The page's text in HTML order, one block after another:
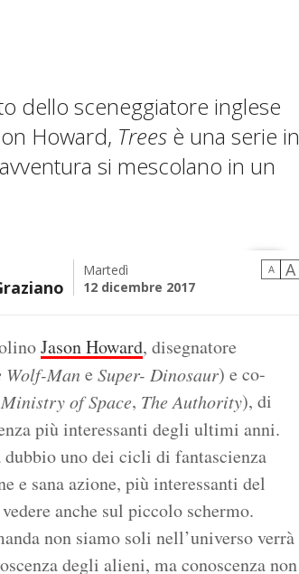
dello sceneggiatore inglese
Howard, Trees è una serie in
si mescolano in un
Martedì
12 dicembre 2017
A A
Jason Howard, disegnatore
Wolf-Mane Super- Dinosaur) e co-
Ministry of Space, The Authority), di
più interessanti degli ultimi anni.
dubbio uno dei cicli di fantascienza
e sana azione, più interessanti del
anche sul piccolo schermo.
non siamo soli nell’universo verrà
degli alieni, ma conoscenza non